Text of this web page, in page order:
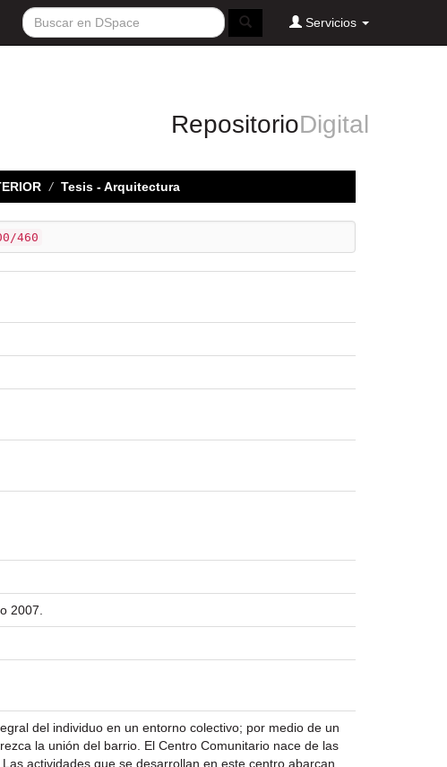
Servicios
RepositorioDigital
Tesis - Arquitectura
460
2007.
del individuo en un entorno colectivo; por medio de un
la unión del barrio. El Centro Comunitario nace de las
actividades que se desarrollan en este centro abarcan